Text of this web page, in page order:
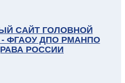
САЙТ ГОЛОВНОЙ
ФГАОУ ДПО РМАНПО
РОССИИ